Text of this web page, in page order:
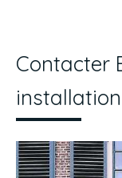
Contacter